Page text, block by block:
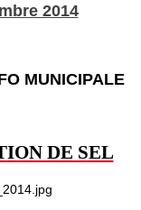
2014
MUNICIPALE
DE SEL